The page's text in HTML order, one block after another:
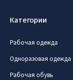
Категории
Рабочая одежда
Одноразовая одежда
Рабочая обувь